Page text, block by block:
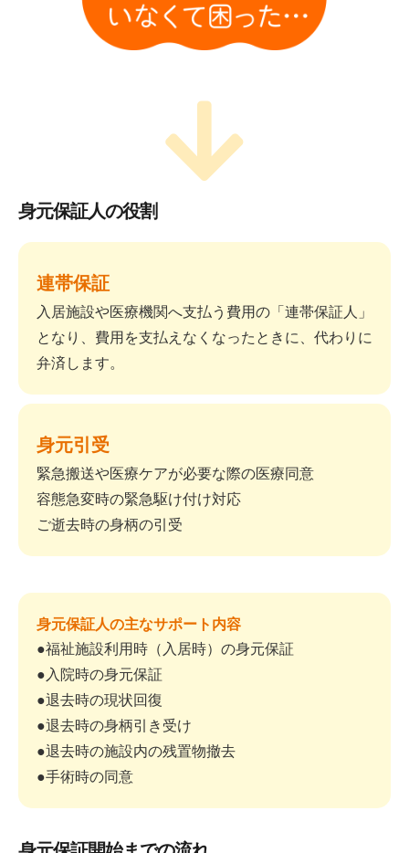
身元保証人の役割
連帯保証
入居施設や医療機関へ支払う費用の「連帯保証人」
となり、費用を支払えなくなったときに、代わりに
弁済します。
身元引受
緊急搬送や医療ケアが必要な際の医療同意
容態急変時の緊急駆け付け対応
ご逝去時の身柄の引受
身元保証人の主なサポート内容
●福祉施設利用時（入居時）の身元保証
●入院時の身元保証
●退去時の現状回復
●退去時の身柄引き受け
●退去時の施設内の残置物撤去
●手術時の同意